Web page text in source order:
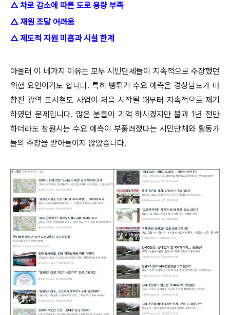
△ 차로 감소에 따른 도로 용량 부족
△ 재원 조달 어려움
△ 제도적 지원 미흡과 시설 한계
아울러 이 네가지 이유는 모두 시민단체들이 지속적으로 주장했던
위험 요인이기도 합니다. 특히 뻥튀기 수요 예측은 경상남도가 마
창진 광역 도시철도 사업이 처음 시작될 때부터 지속적으로 제기
하였던 문제입니다. 많은 분들이 기억 하시겠지만 불과 1년 전만
하더라도 창원시는 수요 예측이 부풀려졌다는 시민단체와 활동가
들의 주장을 받아들이지 않았습니다.